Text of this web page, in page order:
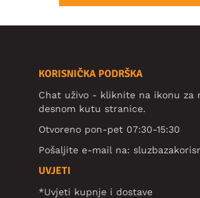
KORISNIČKA PODRŠKA
Chat uživo - kliknite na ikonu za
desnom kutu stranice.
Otvoreno pon-pet 07:30-15:30
Pošaljite e-mail na:
UVJETI
*Uvjeti kupnje i dostave